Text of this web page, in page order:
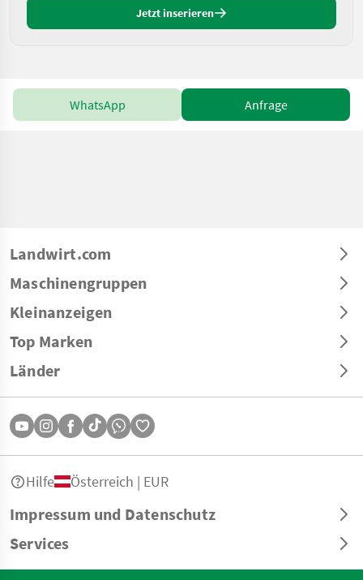
Jetzt inserieren
WhatsApp Anfrage
Landwirt.com
Maschinengruppen
Kleinanzeigen
Top Marken
Länder
Impressum und Datenschutz
Services
Hilfe Österreich | EUR